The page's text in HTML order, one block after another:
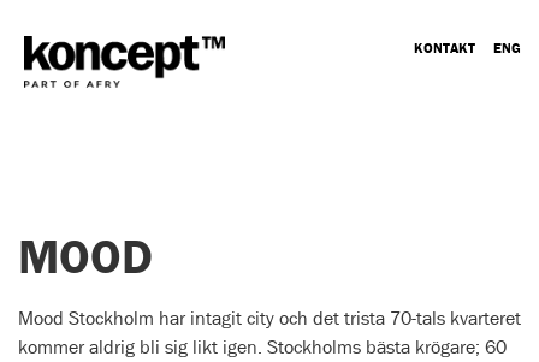
KONTAKT ENG
MOOD
Mood Stockholm har intagit city och det trista 70-tals kvarteret
kommer aldrig bli sig likt igen. Stockholms bästa krögare; 60